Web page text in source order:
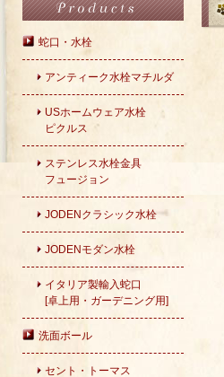
蛇口・水栓
アンティーク水栓マチルダ
USホームウェア水栓
ピクルス
ステンレス水栓金具
フュージョン
JODENクラシック水栓
JODENモダン水栓
イタリア製輸入蛇口
[卓上用・ガーデニング用]
洗面ボール
セント・トーマス